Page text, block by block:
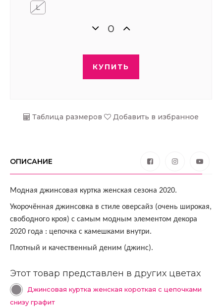
L
КУПИТЬ
Таблица размеров Добавить в избранное
ОПИСАНИЕ
Модная джинсовая куртка женская сезона 2020.
Укорочённая джинсовка в стиле оверсайз (очень широкая,
свободного кроя) с самым модным элементом декора
2020 года : цепочка с камешками внутри.
Плотный и качественный деним (джинс).
Этот товар представлен в других цветах
Джинсовая куртка женская короткая с цепочками
снизу графит